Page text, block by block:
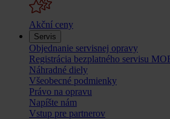
Akční ceny
Servis
Objednanie servisnej opravy
Registrácia bezplatného servisu
Náhradné diely
Všeobecné podmienky
Právo na opravu
Napíšte nám
Vstup pre partnerov